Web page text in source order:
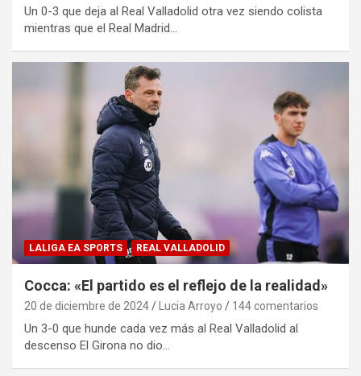
Un 0-3 que deja al Real Valladolid otra vez siendo colista
mientras que el Real Madrid…
LALIGA EA SPORTS REAL VALLADOLID
Cocca: «El partido es el reflejo de la realidad»
20 de diciembre de 2024 Lucia Arroyo 144 comentarios
Un 3-0 que hunde cada vez más al Real Valladolid al
descenso El Girona no dio…